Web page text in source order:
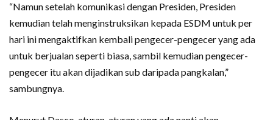
“Namun setelah komunikasi dengan Presiden, Presiden
kemudian telah menginstruksikan kepada ESDM untuk per
hari ini mengaktifkan kembali pengecer-pengecer yang ada
untuk berjualan seperti biasa, sambil kemudian pengecer-
pengecer itu akan dijadikan sub daripada pangkalan,”
sambungnya.